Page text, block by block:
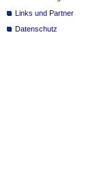
Links und Partner
Datenschutz